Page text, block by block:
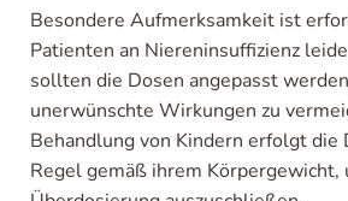
Besondere Aufmerksamkeit ist
Patienten an Niereninsuffizienz
sollten die Dosen angepasst
unerwünschte Wirkungen zu
Behandlung von Kindern erfolgt die
Regel gemäß ihrem Körpergewicht,